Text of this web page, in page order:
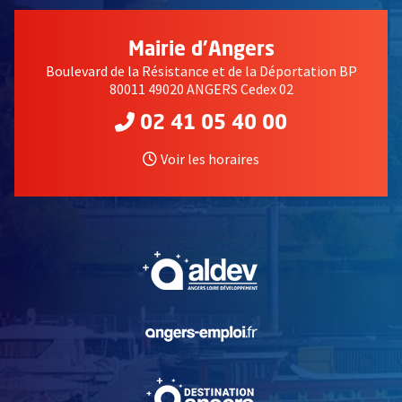
Mairie d'Angers
Boulevard de la Résistance et de la Déportation BP
80011 49020 ANGERS Cedex 02
02 41 05 40 00
Voir les horaires
, Ouvre une nouvelle